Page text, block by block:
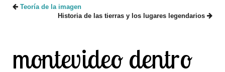
Teoría de la imagen
Historia de las tierras y los lugares legendarios
montevideo dentro